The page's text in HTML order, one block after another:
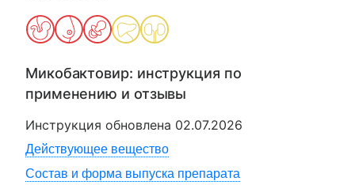
Микобактовир: инструкция по
применению и отзывы
Инструкция обновлена 02.07.2026
Действующее вещество
Состав и форма выпуска препарата